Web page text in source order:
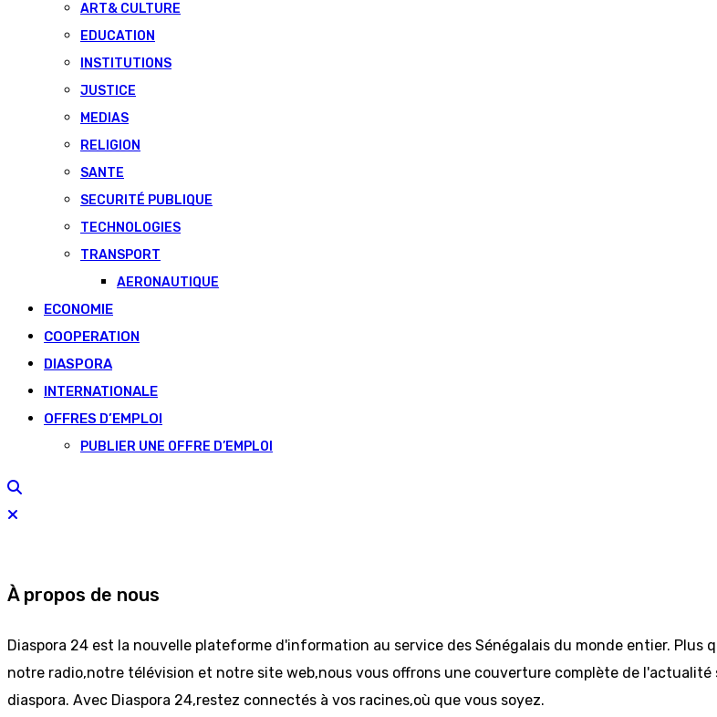
ART& CULTURE
EDUCATION
INSTITUTIONS
JUSTICE
MEDIAS
RELIGION
SANTE
SECURITÉ PUBLIQUE
TECHNOLOGIES
TRANSPORT
AERONAUTIQUE
ECONOMIE
COOPERATION
DIASPORA
INTERNATIONALE
OFFRES D’EMPLOI
PUBLIER UNE OFFRE D’EMPLOI
À propos de nous
Diaspora 24 est la nouvelle plateforme d'information au service des Sénégalais du monde entier.
notre radio,notre télévision et notre site web,nous vous offrons une couverture complète de
diaspora. Avec Diaspora 24,restez connectés à vos racines,où que vous soyez.